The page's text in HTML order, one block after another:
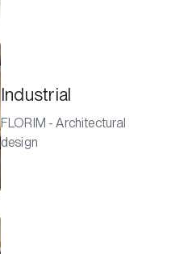
Industrial
FLORIM - Architectural
design